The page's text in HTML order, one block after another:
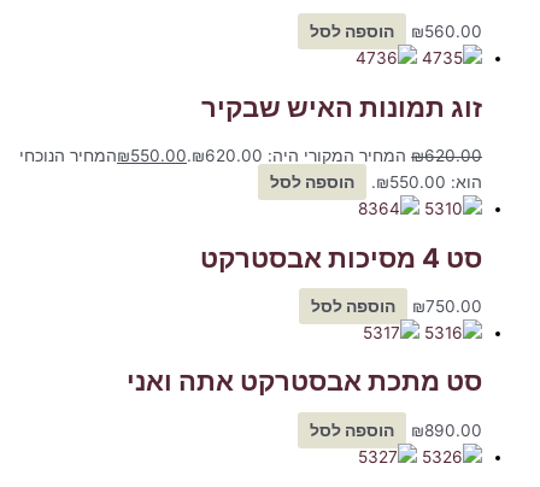
₪560.00 הוספה לסל
זוג תמונות האיש שבקיר
₪620.00 המחיר המקורי היה: ₪620.00. ₪550.00
המחיר הנוכחי
הוא: ₪550.00.
הוספה לסל
סט 4 מסיכות אבסטרקט
₪750.00 הוספה לסל
סט מתכת אבסטרקט אתה ואני
₪890.00 הוספה לסל